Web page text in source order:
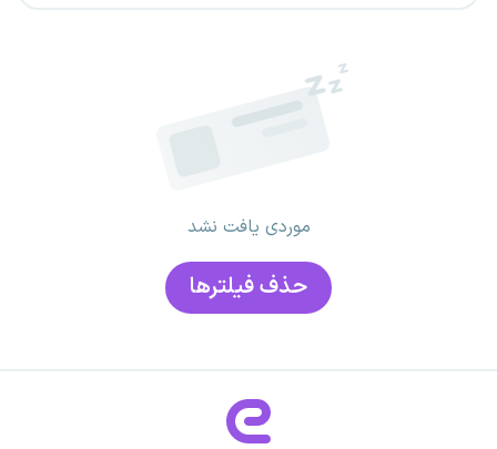
موردی یافت نشد
حذف فیلتر‌ها